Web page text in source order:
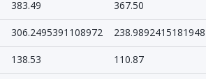
383.49 367.50
306.2495391108972 238.9892415181948
138.53 110.87